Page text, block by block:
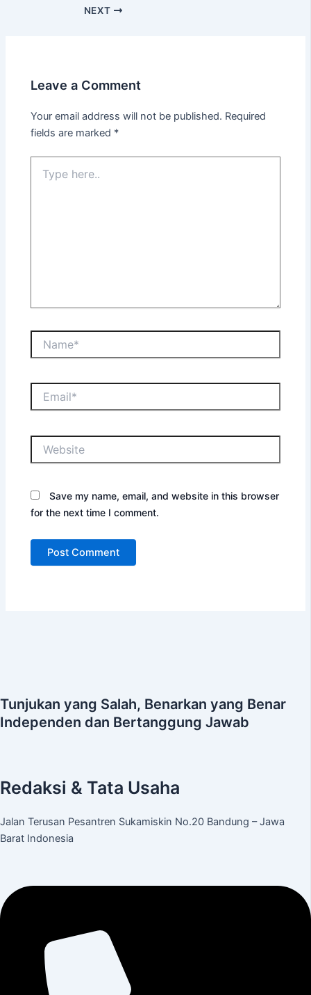
NEXT
Leave a Comment
Your email address will not be published. Required
fields are marked *
here..
Save my name, email, and website in this browser
for the next time I comment.
Tunjukan yang Salah, Benarkan yang Benar
Independen dan Bertanggung Jawab
Redaksi & Tata Usaha
Jalan Terusan Pesantren Sukamiskin No.20 Bandung – Jawa
Barat Indonesia